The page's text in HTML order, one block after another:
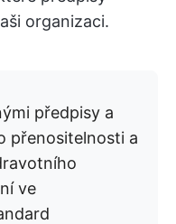
organizaci.
předpisy a
přenositelnosti a
ve